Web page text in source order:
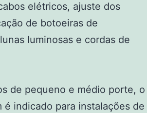
elétricos, ajuste dos
de botoeiras de
luminosas e cordas de
de pequeno e médio porte, o
é indicado para instalações de